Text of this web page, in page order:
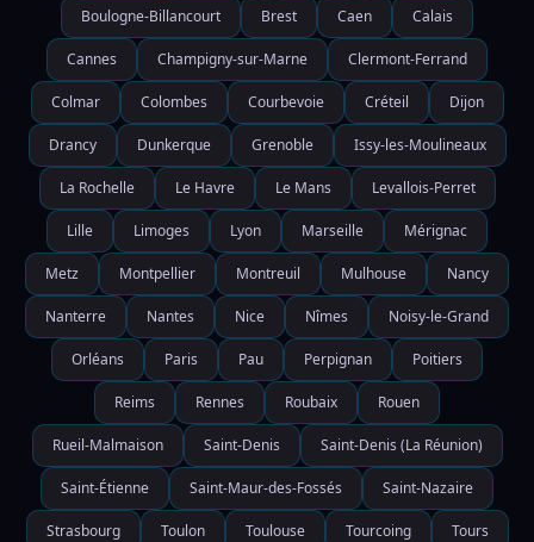
Boulogne-Billancourt Brest Caen Calais
Cannes Champigny-sur-Marne Clermont-Ferrand
Colmar Colombes Courbevoie Créteil Dijon
Drancy Dunkerque Grenoble Issy-les-Moulineaux
La Rochelle Le Havre Le Mans Levallois-Perret
Lille Limoges Lyon Marseille Mérignac
Metz Montpellier Montreuil Mulhouse Nancy
Nanterre Nantes Nice Nîmes Noisy-le-Grand
Orléans Paris Pau Perpignan Poitiers
Reims Rennes Roubaix Rouen
Rueil-Malmaison Saint-Denis Saint-Denis (La Réunion)
Saint-Étienne Saint-Maur-des-Fossés Saint-Nazaire
Strasbourg Toulon Toulouse Tourcoing Tours